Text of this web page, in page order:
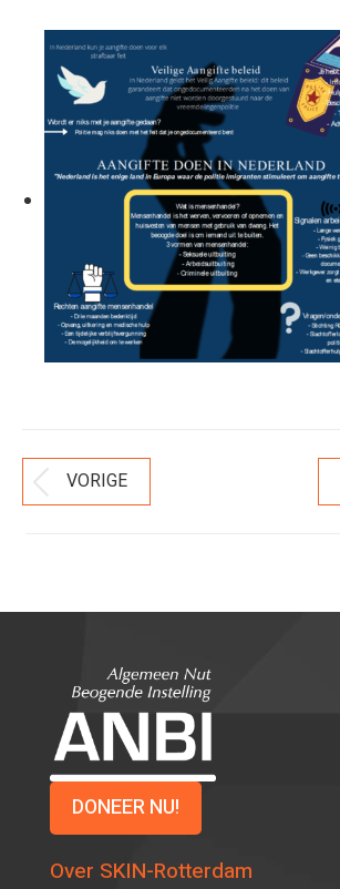
Bericht
Navigatie
VORIGE
bericht
DONEER NU!
Over SKIN-Rotterdam